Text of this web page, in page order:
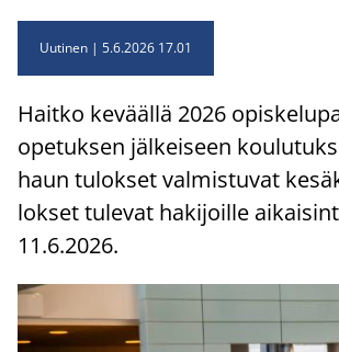
Uutinen 5.6.2026 17.01
Hait­ko ke­vääl­lä 2026
o­pe­tuk­sen jäl­kei­seen
haun tu­lok­set val­mis­tu­vat
lok­set tu­le­vat ha­ki­joil­le
11.6.2026.